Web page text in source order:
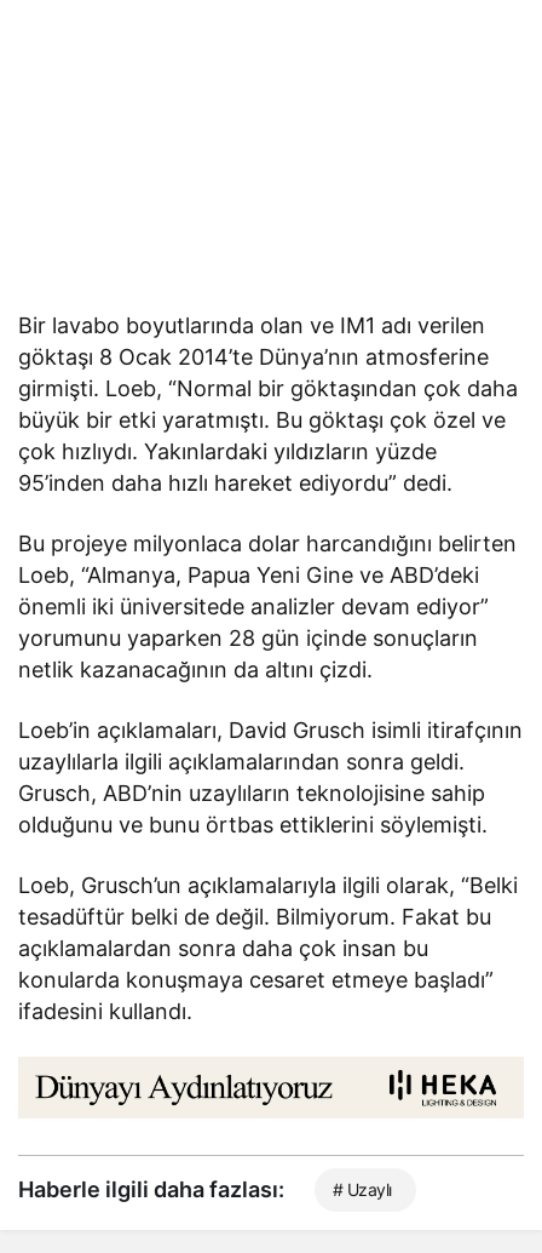
Bir lavabo boyutlarında olan ve IM1 adı verilen
göktaşı 8 Ocak 2014’te Dünya’nın atmosferine
girmişti. Loeb, “Normal bir göktaşından çok daha
büyük bir etki yaratmıştı. Bu göktaşı çok özel ve
çok hızlıydı. Yakınlardaki yıldızların yüzde
95’inden daha hızlı hareket ediyordu” dedi.
Bu projeye milyonlaca dolar harcandığını belirten
Loeb, “Almanya, Papua Yeni Gine ve ABD’deki
önemli iki üniversitede analizler devam ediyor”
yorumunu yaparken 28 gün içinde sonuçların
netlik kazanacağının da altını çizdi.
Loeb’in açıklamaları, David Grusch isimli itirafçının
uzaylılarla ilgili açıklamalarından sonra geldi.
Grusch, ABD’nin uzaylıların teknolojisine sahip
olduğunu ve bunu örtbas ettiklerini söylemişti.
Loeb, Grusch’un açıklamalarıyla ilgili olarak, “Belki
tesadüftür belki de değil. Bilmiyorum. Fakat bu
açıklamalardan sonra daha çok insan bu
konularda konuşmaya cesaret etmeye başladı”
ifadesini kullandı.
Haberle ilgili daha fazlası: # Uzaylı